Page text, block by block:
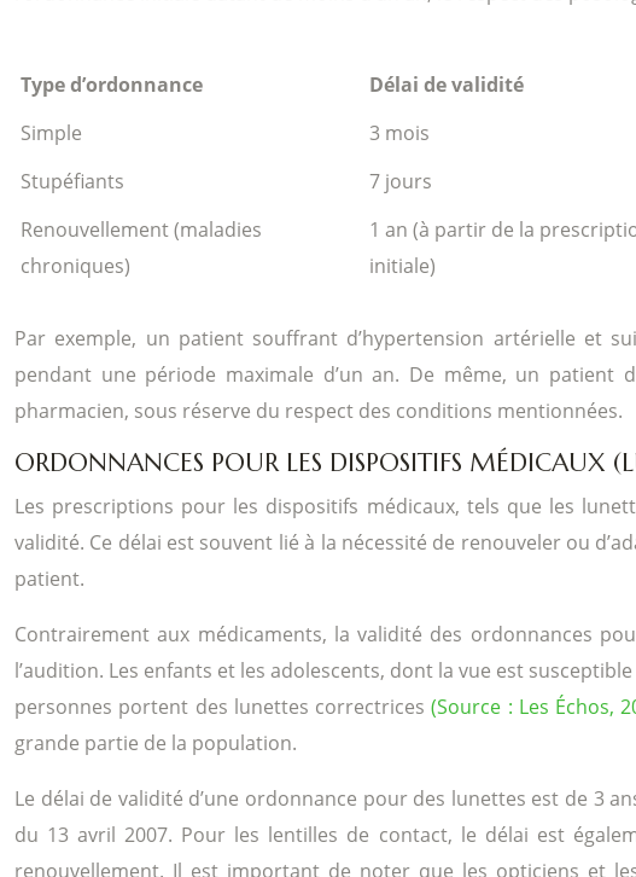
Type d’ordonnance Délai de validité
Simple
3 mois
Stupéfiants
7 jours
Renouvellement (maladies
chroniques)
1 an (à partir de la
initiale)
Par exemple, un patient souffrant d’hypertension artérielle et
pendant une période maximale d’un an. De même, un
pharmacien, sous réserve du respect des conditions mentionnées.
ORDONNANCES POUR LES DISPOSITIFS MÉDICAUX
Les prescriptions pour les dispositifs médicaux, tels que les
validité. Ce délai est souvent lié à la nécessité de renouveler ou
patient.
Contrairement aux médicaments, la validité des ordonnances
l’audition. Les enfants et les adolescents, dont la vue est
personnes portent des lunettes correctrices(Source : Les Échos,
grande partie de la population.
Le délai de validité d’une ordonnance pour des lunettes est de 3
du 13 avril 2007. Pour les lentilles de contact, le délai est
renouvellement. Il est important de noter que les opticiens et